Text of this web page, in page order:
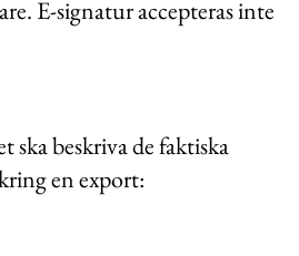
E-signatur accepteras inte
ska beskriva de faktiska
en export: